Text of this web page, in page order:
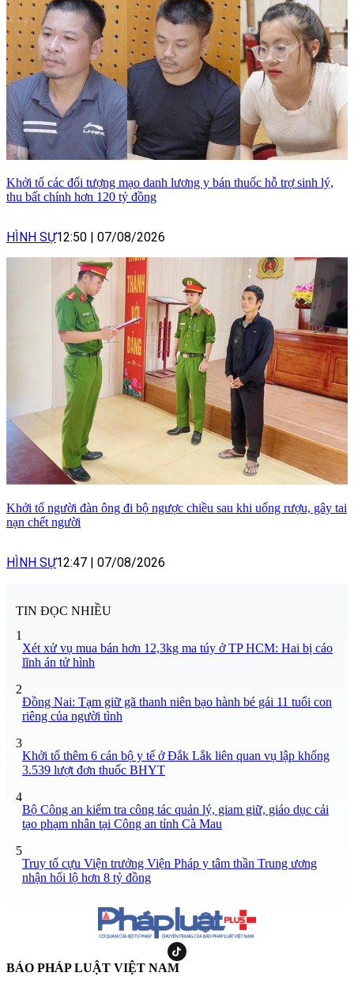
Khởi tố các đối tượng mạo danh lương y bán thuốc hỗ trợ sinh lý,
thu bất chính hơn 120 tỷ đồng
HÌNH SỰ12:50 07/08/2026
Khởi tố người đàn ông đi bộ ngược chiều sau khi uống rượu, gây tai
nạn chết người
HÌNH SỰ12:47 07/08/2026
TIN ĐỌC NHIỀU
1
Xét xử vụ mua bán hơn 12,3kg ma túy ở TP HCM: Hai bị cáo
lĩnh án tử hình
2
Đồng Nai: Tạm giữ gã thanh niên bạo hành bé gái 11 tuổi con
riêng của người tình
3
Khởi tố thêm 6 cán bộ y tế ở Đắk Lắk liên quan vụ lập khống
3.539 lượt đơn thuốc BHYT
4
Bộ Công an kiểm tra công tác quản lý, giam giữ, giáo dục cải
tạo phạm nhân tại Công an tỉnh Cà Mau
5
Truy tố cựu Viện trưởng Viện Pháp y tâm thần Trung ương
nhận hối lộ hơn 8 tỷ đồng
BÁO PHÁP LUẬT VIỆT NAM